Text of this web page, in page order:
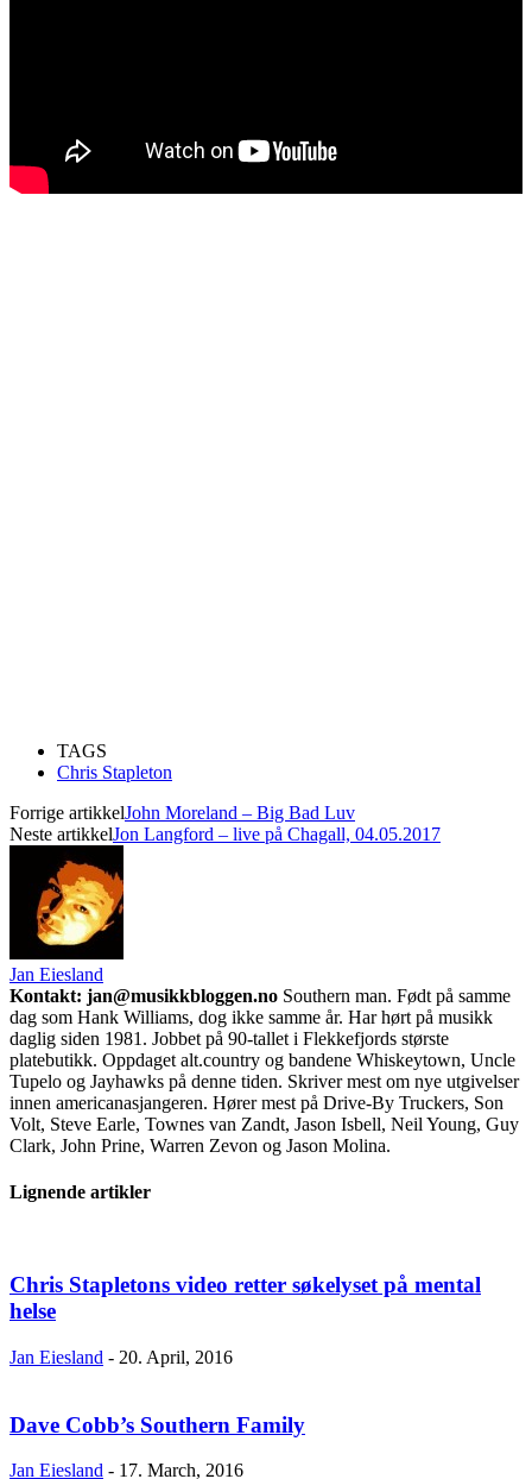
TAGS
Chris Stapleton
Forrige artikkelJohn Moreland – Big Bad Luv
Neste artikkelJon Langford – live på Chagall, 04.05.2017
Jan Eiesland
Kontakt: jan@musikkbloggen.no Southern man. Født på samme
dag som Hank Williams, dog ikke samme år. Har hørt på musikk
daglig siden 1981. Jobbet på 90-tallet i Flekkefjords største
platebutikk. Oppdaget alt.country og bandene Whiskeytown, Uncle
Tupelo og Jayhawks på denne tiden. Skriver mest om nye utgivelser
innen americanasjangeren. Hører mest på Drive-By Truckers, Son
Volt, Steve Earle, Townes van Zandt, Jason Isbell, Neil Young, Guy
Clark, John Prine, Warren Zevon og Jason Molina.
Lignende artikler
Chris Stapletons video retter søkelyset på mental
helse
Jan Eiesland - 20. April, 2016
Dave Cobb’s Southern Family
Jan Eiesland - 17. March, 2016